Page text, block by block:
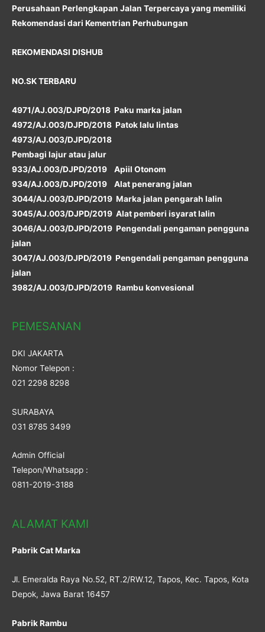
Perusahaan Perlengkapan Jalan Terpercaya yang memiliki
Rekomendasi dari Kementrian Perhubungan
REKOMENDASI DISHUB
NO.SK TERBARU
4971/AJ.003/DJPD/2018 Paku marka jalan
4972/AJ.003/DJPD/2018 Patok lalu lintas
4973/AJ.003/DJPD/2018
Pembagi lajur atau jalur
933/AJ.003/DJPD/2019 Apiil Otonom
934/AJ.003/DJPD/2019 Alat penerang jalan
3044/AJ.003/DJPD/2019 Marka jalan pengarah lalin
3045/AJ.003/DJPD/2019 Alat pemberi isyarat lalin
3046/AJ.003/DJPD/2019 Pengendali pengaman pengguna
jalan
3047/AJ.003/DJPD/2019 Pengendali pengaman pengguna
jalan
3982/AJ.003/DJPD/2019 Rambu konvesional
PEMESANAN
DKI JAKARTA
Nomor Telepon :
021 2298 8298
SURABAYA
031 8785 3499
Admin Official
Telepon/Whatsapp :
0811-2019-3188
ALAMAT KAMI
Pabrik Cat Marka
Jl. Emeralda Raya No.52, RT.2/RW.12, Tapos, Kec. Tapos, Kota
Depok, Jawa Barat 16457
Pabrik Rambu